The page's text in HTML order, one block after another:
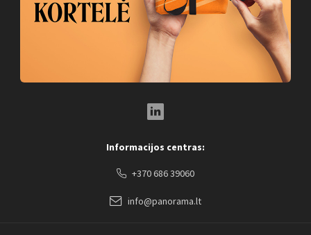
Informacijos centras:
+370 686 39060
info@panorama.lt